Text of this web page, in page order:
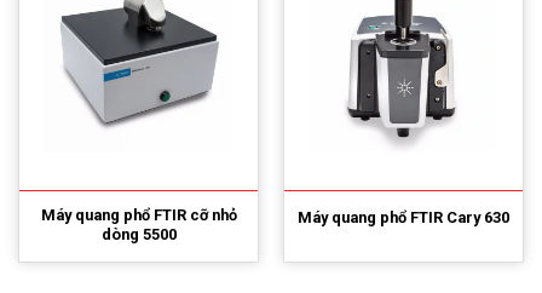
Máy quang phổ FTIR cỡ nhỏ
dòng 5500
Máy quang phổ FTIR Cary 630